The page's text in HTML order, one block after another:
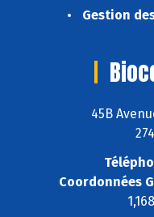
Gestion
45B
Coordonnées